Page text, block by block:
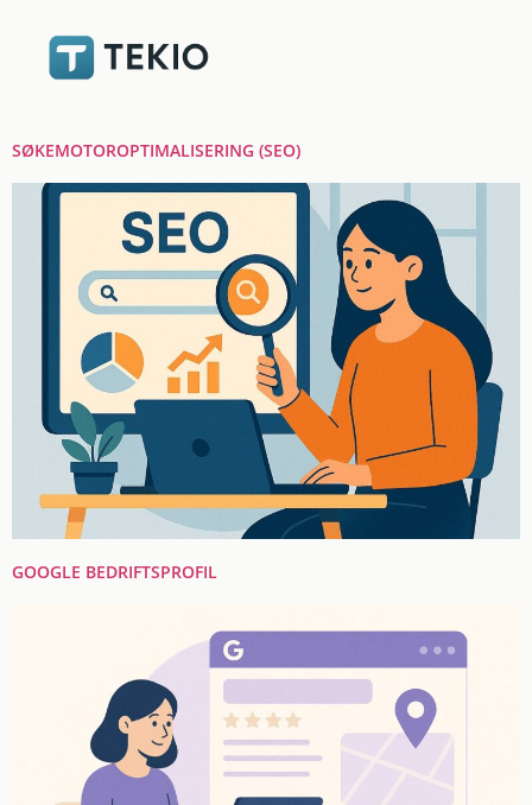
SØKEMOTOROPTIMALISERING (SEO)
GOOGLE BEDRIFTSPROFIL